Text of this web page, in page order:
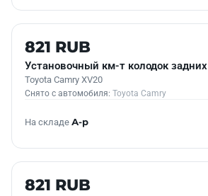
Б/У В НАЛИЧИИ
821 RUB
Установочный км-т колодок задних
Toyota Camry XV20
Снято с автомобиля: Toyota Camry
На складе А-р
Б/У В НАЛИЧИИ
821 RUB